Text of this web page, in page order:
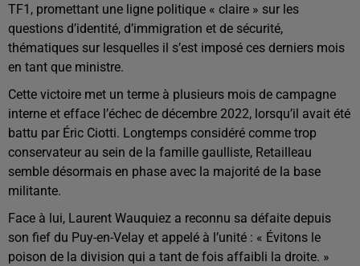
TF1, promettant une ligne politique « claire » sur les
questions d’identité, d’immigration et de sécurité,
thématiques sur lesquelles il s’est imposé ces derniers mois
en tant que ministre.
Cette victoire met un terme à plusieurs mois de campagne
interne et efface l’échec de décembre 2022, lorsqu’il avait été
battu par Éric Ciotti. Longtemps considéré comme trop
conservateur au sein de la famille gaulliste, Retailleau
semble désormais en phase avec la majorité de la base
militante.
Face à lui, Laurent Wauquiez a reconnu sa défaite depuis
son fief du Puy-en-Velay et appelé à l’unité : « Évitons le
poison de la division qui a tant de fois affaibli la droite. »